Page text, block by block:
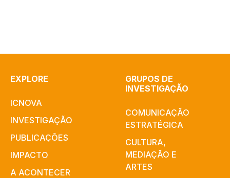
EXPLORE
ICNOVA
INVESTIGAÇÃO
PUBLICAÇÕES
IMPACTO
A ACONTECER
GRUPOS DE
INVESTIGAÇÃO
COMUNICAÇÃO
ESTRATÉGICA
CULTURA,
MEDIAÇÃO E
ARTES​